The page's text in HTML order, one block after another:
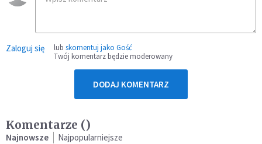
Zaloguj się lub skomentuj jako Gość
Twój komentarz będzie moderowany
DODAJ KOMENTARZ
Komentarze ()
Najnowsze Najpopularniejsze